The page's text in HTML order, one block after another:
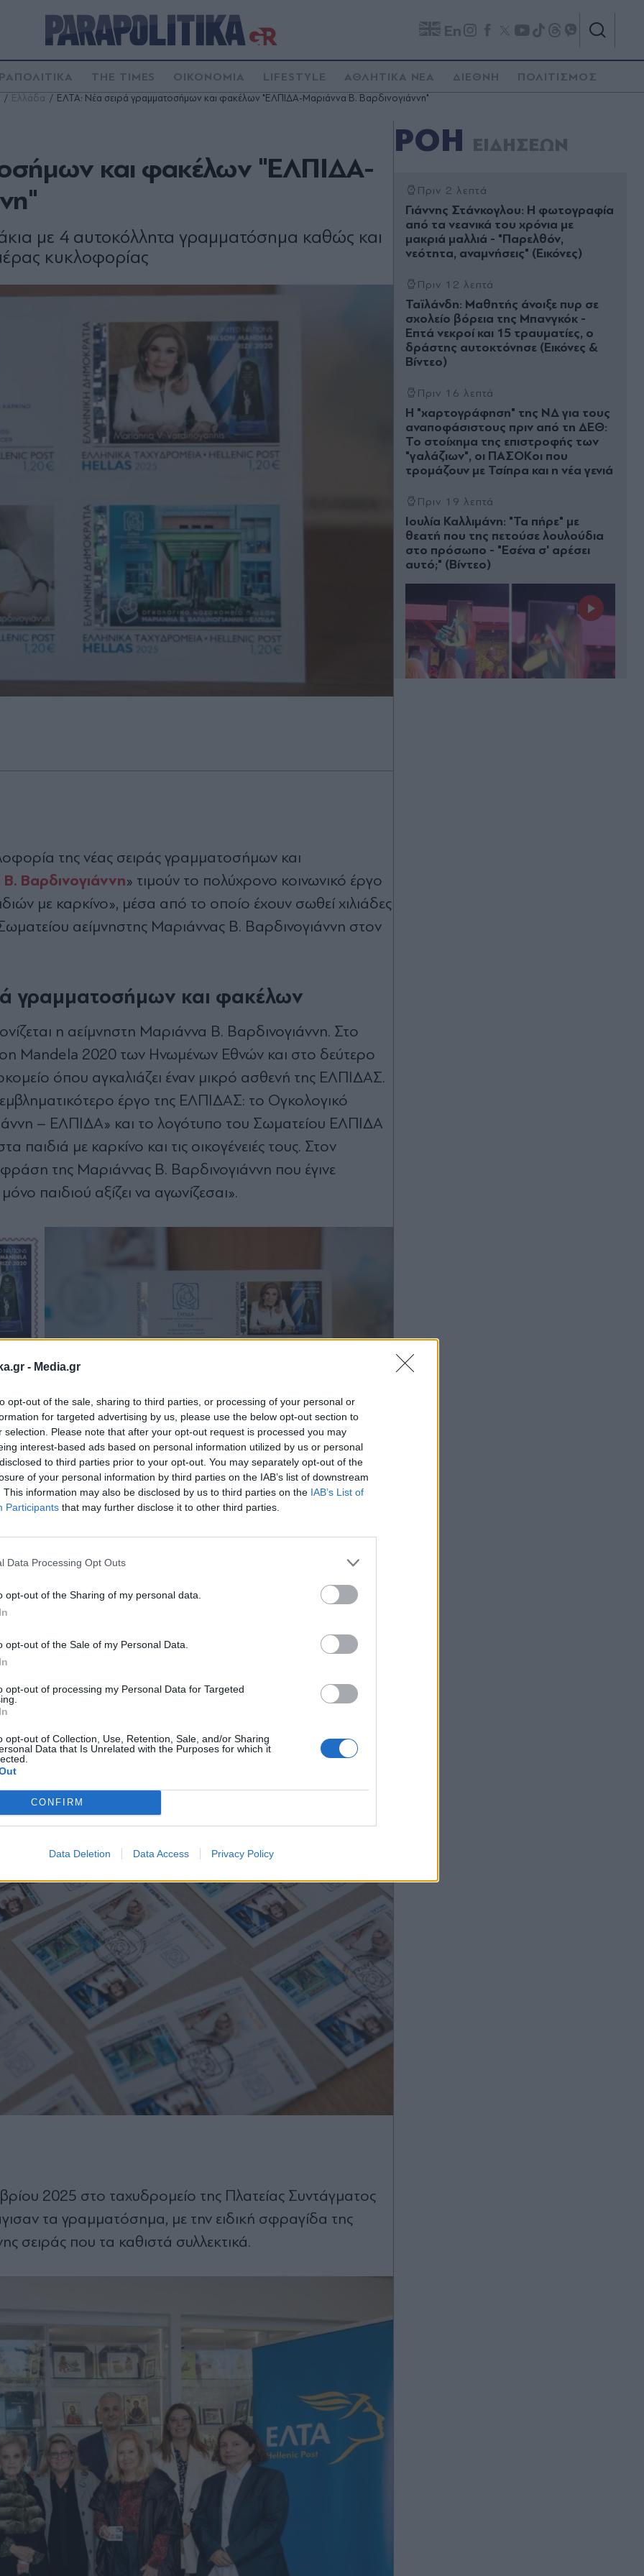
- Media.gr
opt-out of the sale, sharing to third parties, or processing of your personal or
for targeted advertising by us, please use the below opt-out section to
selection. Please note that after your opt-out request is processed you may
interest-based ads based on personal information utilized by us or personal
to third parties prior to your opt-out. You may separately opt-out of the
of your personal information by third parties on the IAB’s list of downstream
This information may also be disclosed by us to third parties on the IAB’s List of
Participants that may further disclose it to other third parties.
Data Processing Opt Outs
opt-out of the Sharing of my personal data.
opt-out of the Sale of my Personal Data.
opt-out of processing my Personal Data for Targeted
opt-out of Collection, Use, Retention, Sale, and/or Sharing
Data that Is Unrelated with the Purposes for which it
CONFIRM
Data Deletion Data Access Privacy Policy
En
THE TIMES ΟΙΚΟΝΟΜΙΑ LIFESTYLE ΑΘΛΗΤΙΚΑ ΝΕΑ ΔΙΕΘΝΗ ΠΟΛΙΤΙΣΜΟΣ
Ελλάδα ΕΛΤΑ: Νέα σειρά γραμματοσήμων και φακέλων "ΕΛΠΙΔΑ-Μαριάννα Β. Βαρδινογιάννη"
και φακέλων "ΕΛΠΙΔΑ-
με 4 αυτοκόλλητα γραμματόσημα καθώς και
κυκλοφορίας
της νέας σειράς γραμματοσήμων και
Βαρδινογιάννη» τιμούν το πολύχρονο κοινωνικό έργο
με καρκίνο», μέσα από το οποίο έχουν σωθεί χιλιάδες
αείμνηστης Μαριάννας Β. Βαρδινογιάννη στον
γραμματοσήμων και φακέλων
η αείμνηστη Μαριάννα Β. Βαρδινογιάννη. Στο
Mandela 2020 των Ηνωμένων Εθνών και στο δεύτερο
όπου αγκαλιάζει έναν μικρό ασθενή της ΕΛΠΙΔΑΣ.
έργο της ΕΛΠΙΔΑΣ: το Ογκολογικό
– ΕΛΠΙΔΑ» και το λογότυπο του Σωματείου ΕΛΠΙΔΑ
παιδιά με καρκίνο και τις οικογένειές τους. Στον
της Μαριάννας Β. Βαρδινογιάννη που έγινε
παιδιού αξίζει να αγωνίζεσαι».
αυτοκόλλητα γραμματόσημα καθώς και 1.000
2025 στο ταχυδρομείο της Πλατείας Συντάγματος
τα γραμματόσημα, με την ειδική σφραγίδα της
σειράς που τα καθιστά συλλεκτικά.
ΡΟΗ ΕΙΔΗΣΕΩΝ
Πριν 2 λεπτά
Γιάννης Στάνκογλου: Η φωτογραφία
από τα νεανικά του χρόνια με
μακριά μαλλιά - "Παρελθόν,
νεότητα, αναμνήσεις" (Εικόνες)
Πριν 12 λεπτά
Ταϊλάνδη: Μαθητής άνοιξε πυρ σε
σχολείο βόρεια της Μπανγκόκ -
Επτά νεκροί και 15 τραυματίες, ο
δράστης αυτοκτόνησε (Εικόνες &
Βίντεο)
Πριν 16 λεπτά
Η "χαρτογράφηση" της ΝΔ για τους
αναποφάσιστους πριν από τη ΔΕΘ:
Το στοίχημα της επιστροφής των
"γαλάζιων", οι ΠΑΣΟΚοι που
τρομάζουν με Τσίπρα και η νέα γενιά
Πριν 19 λεπτά
Ιουλία Καλλιμάνη: "Τα πήρε" με
θεατή που της πετούσε λουλούδια
στο πρόσωπο - "Εσένα σ' αρέσει
αυτό;" (Βίντεο)
newsletter
Αποδέχομαι τουςόρους χρήσης